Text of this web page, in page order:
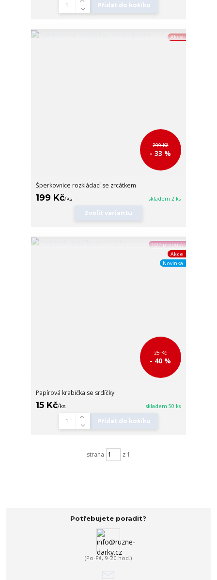
Přidat do košíku
Akce
299 Kč
- 33 %
Šperkovnice rozkládací se zrcátkem
199 Kč/ks skladem 2 ks
Zvolit variantu
TOP produkt
Akce
Novinka
25 Kč
- 40 %
Papírová krabička se srdíčky
15 Kč/ks skladem 50 ks
Přidat do košíku
strana z 1
Potřebujete poradit?
(Po-Pá, 9-20 hod.)